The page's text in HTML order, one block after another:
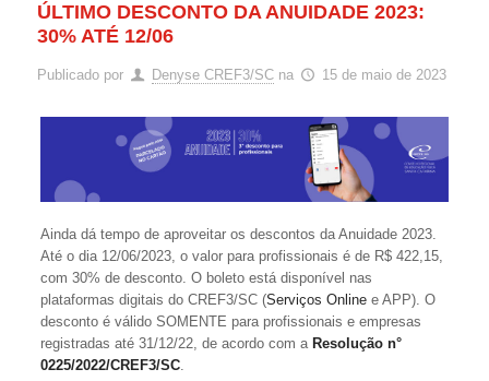
ÚLTIMO DESCONTO DA ANUIDADE 2023:
30% ATÉ 12/06
Publicado por Denyse CREF3/SC na 15 de maio de 2023
Ainda dá tempo de aproveitar os descontos da Anuidade 2023.
Até o dia 12/06/2023, o valor para profissionais é de R$ 422,15,
com 30% de desconto. O boleto está disponível nas
plataformas digitais do CREF3/SC (Serviços Online e APP). O
desconto é válido SOMENTE para profissionais e empresas
registradas até 31/12/22, de acordo com aResolução n°
0225/2022/CREF3/SC